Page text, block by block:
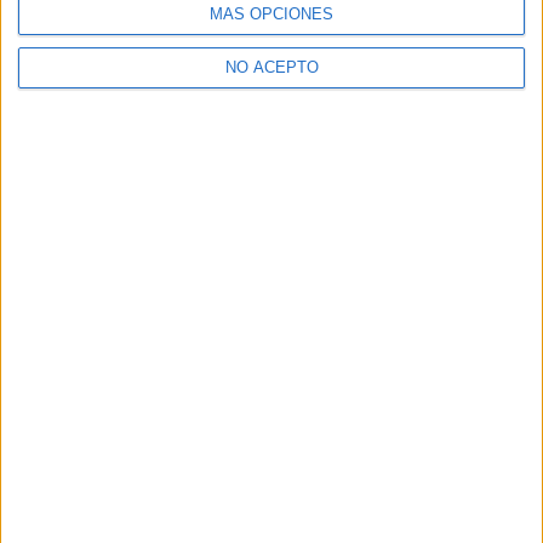
MÁS OPCIONES
NO ACEPTO